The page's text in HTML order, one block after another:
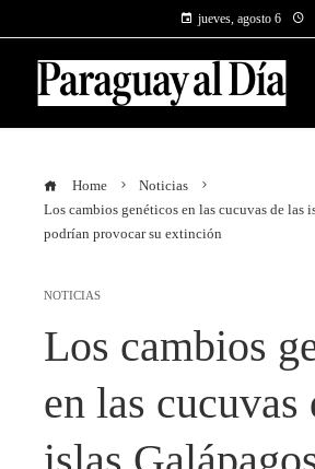
jueves, agosto 6
Home
Noticias
Los cambios genéticos en las cucuvas de las
podrían provocar su extinción
NOTICIAS
Los cambios
en las cucuvas